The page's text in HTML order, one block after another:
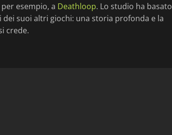
esempio, a Deathloop. Lo studio ha basato
dei suoi altri giochi: una storia profonda e la
crede.